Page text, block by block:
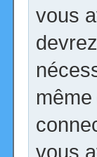
vous
vous